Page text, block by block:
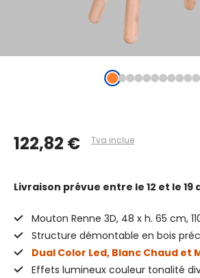
122,82 € Tva inclue
Livraison prévue entre le 12 et le 19
Mouton Renne 3D, 48 x h. 65 cm,
Structure démontable en bois
Dual Color Led, Blanc Chaud et
Effets lumineux couleur tonalité